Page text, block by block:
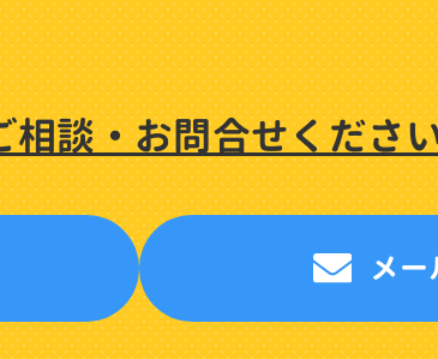
相談・お問合せくださ
メ